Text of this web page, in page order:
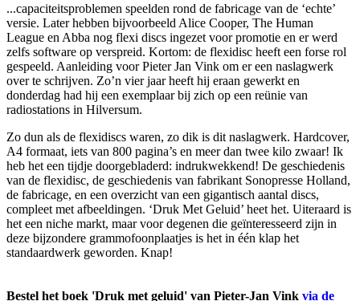
...capaciteitsproblemen speelden rond de fabricage van de ‘echte’
versie. Later hebben bijvoorbeeld Alice Cooper, The Human
League en Abba nog flexi discs ingezet voor promotie en er werd
zelfs software op verspreid. Kortom: de flexidisc heeft een forse rol
gespeeld. Aanleiding voor Pieter Jan Vink om er een naslagwerk
over te schrijven. Zo’n vier jaar heeft hij eraan gewerkt en
donderdag had hij een exemplaar bij zich op een reünie van
radiostations in Hilversum.
Zo dun als de flexidiscs waren, zo dik is dit naslagwerk. Hardcover,
A4 formaat, iets van 800 pagina’s en meer dan twee kilo zwaar! Ik
heb het een tijdje doorgebladerd: indrukwekkend! De geschiedenis
van de flexidisc, de geschiedenis van fabrikant Sonopresse Holland,
de fabricage, en een overzicht van een gigantisch aantal discs,
compleet met afbeeldingen. ‘Druk Met Geluid’ heet het. Uiteraard is
het een niche markt, maar voor degenen die geïnteresseerd zijn in
deze bijzondere grammofoonplaatjes is het in één klap het
standaardwerk geworden. Knap!
Bestel het boek 'Druk met geluid' van Pieter-Jan Vink via de